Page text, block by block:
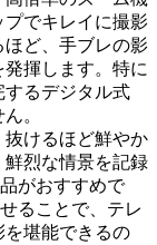
でキレイに撮影
ど、手ブレの影
揮します。特に
るデジタル式
。
けるほど鮮やか
烈な情景を記録
がおすすめで
ることで、テレ
を堪能できるの